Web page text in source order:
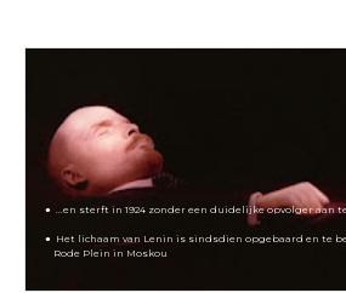
...en sterft in 1924 zonder een duidelijke opvolger aan
Het lichaam van Lenin is sindsdien opgebaard en te
Rode Plein in Moskou